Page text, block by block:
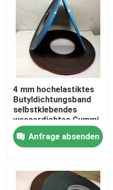
Haus
Videos
4 mm hochelastiktes
Butyldichtungsband
selbstklebendes
wasserdichtes Gummi
Anfrage absenden